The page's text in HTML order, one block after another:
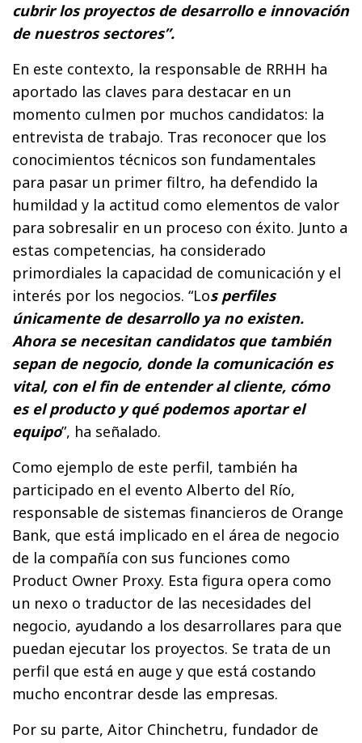
cubrir los proyectos de desarrollo e innovación
de nuestros sectores”.
En este contexto, la responsable de RRHH ha
aportado las claves para destacar en un
momento culmen por muchos candidatos: la
entrevista de trabajo. Tras reconocer que los
conocimientos técnicos son fundamentales
para pasar un primer filtro, ha defendido la
humildad y la actitud como elementos de valor
para sobresalir en un proceso con éxito. Junto a
estas competencias, ha considerado
primordiales la capacidad de comunicación y el
interés por los negocios. “Los perfiles
únicamente de desarrollo ya no existen.
Ahora se necesitan candidatos que también
sepan de negocio, donde la comunicación es
vital, con el fin de entender al cliente, cómo
es el producto y qué podemos aportar el
equipo”, ha señalado.
Como ejemplo de este perfil, también ha
participado en el evento Alberto del Río,
responsable de sistemas financieros de Orange
Bank, que está implicado en el área de negocio
de la compañía con sus funciones como
Product Owner Proxy. Esta figura opera como
un nexo o traductor de las necesidades del
negocio, ayudando a los desarrollares para que
puedan ejecutar los proyectos. Se trata de un
perfil que está en auge y que está costando
mucho encontrar desde las empresas.
Por su parte, Aitor Chinchetru, fundador de